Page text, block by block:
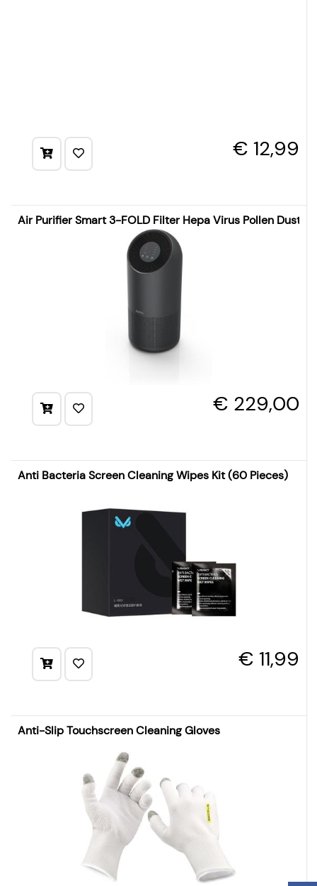
€ 12,99
Air Purifier Smart 3-FOLD Filter Hepa Virus Pollen Dust
€ 229,00
Anti Bacteria Screen Cleaning Wipes Kit (60 Pieces)
€ 11,99
Anti-Slip Touchscreen Cleaning Gloves